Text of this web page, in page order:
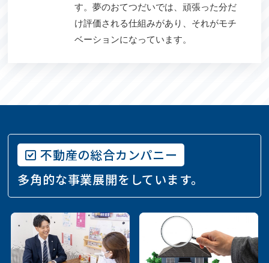
す。夢のおてつだいでは、頑張った分だ
け評価される仕組みがあり、それがモチ
ベーションになっています。
不動産の総合カンパニー
多角的な事業展開をしています。